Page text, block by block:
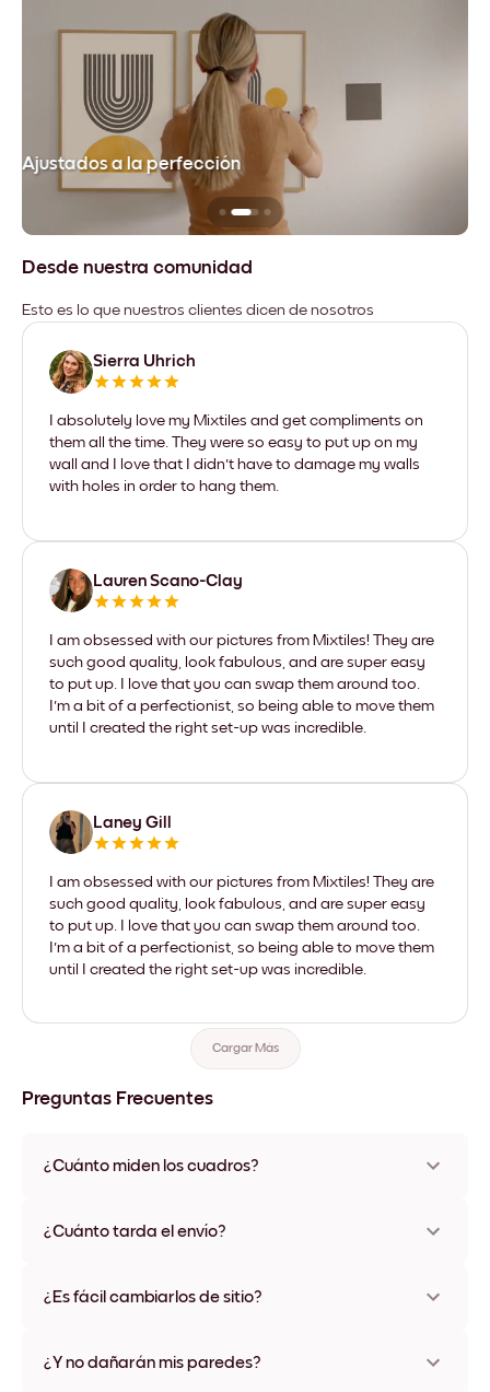
Ajustados a la perfección
Desde nuestra comunidad
Esto es lo que nuestros clientes dicen de nosotros
Sierra Uhrich
I absolutely love my Mixtiles and get compliments on
them all the time. They were so easy to put up on my
wall and I love that I didn't have to damage my walls
with holes in order to hang them.
Lauren Scano-Clay
I am obsessed with our pictures from Mixtiles! They are
such good quality, look fabulous, and are super easy
to put up. I love that you can swap them around too.
I'm a bit of a perfectionist, so being able to move them
until I created the right set-up was incredible.
Laney Gill
I am obsessed with our pictures from Mixtiles! They are
such good quality, look fabulous, and are super easy
to put up. I love that you can swap them around too.
I'm a bit of a perfectionist, so being able to move them
until I created the right set-up was incredible.
Cargar Más
Preguntas Frecuentes
¿Cuánto miden los cuadros?
varios materiales y colores de marco, incluidas opciones sin
¿Cuánto tarda el envío?
disponibles en algunos países. Te enviaremos un número de
¿Es fácil cambiarlos de sitio?
ningún daño
¿Y no dañarán mis paredes?